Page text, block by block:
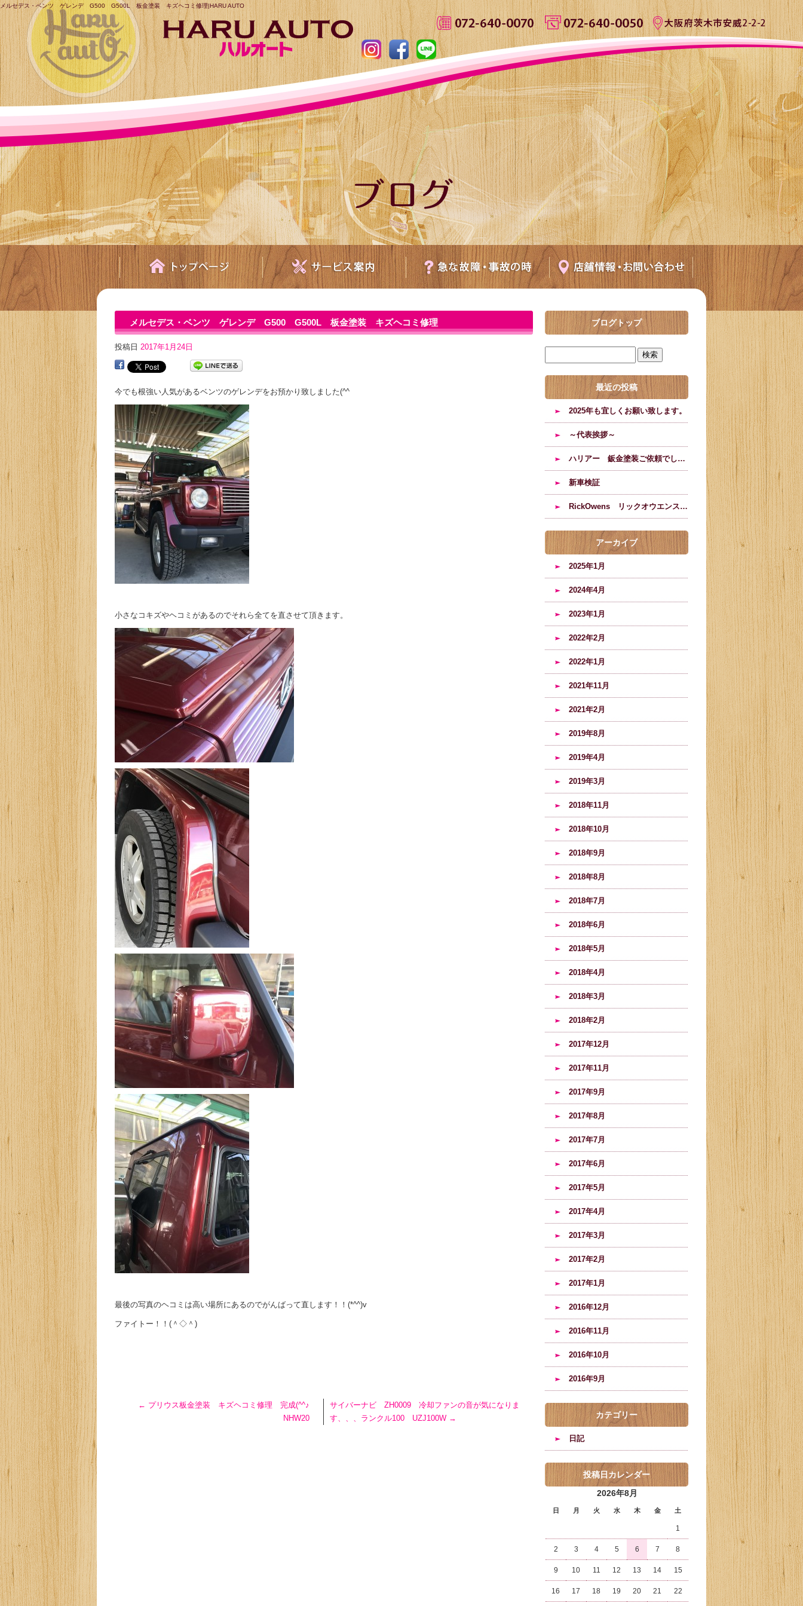
メルセデス・ベンツ ゲレンデ G500 G500L 板金塗装 キズヘコミ修理|HARU AUTO
メルセデス・ベンツ ゲレンデ G500 G500L 板金塗装 キズヘコミ修理
投稿日 2017年1月24日
今でも根強い人気があるベンツのゲレンデをお預かり致しました(^^
小さなコキズやヘコミがあるのでそれら全てを直させて頂きます。
最後の写真のヘコミは高い場所にあるのでがんばって直します！！(*^^)v
ファイトー！！(＾◇＾)
← プリウス板金塗装 キズヘコミ修理 完成(^^♪
NHW20
サイバーナビ ZH0009 冷却ファンの音が気になりま
す、、、ランクル100 UZJ100W →
ブログトップ
最近の投稿
2025年も宜しくお願い致します。
～代表挨拶～
ハリアー 鈑金塗装ご依頼でした。
新車検証
RickOwens リックオウエンスのブーツの修理塗装のご依頼
アーカイブ
2025年1月
2024年4月
2023年1月
2022年2月
2022年1月
2021年11月
2021年2月
2019年8月
2019年4月
2019年3月
2018年11月
2018年10月
2018年9月
2018年8月
2018年7月
2018年6月
2018年5月
2018年4月
2018年3月
2018年2月
2017年12月
2017年11月
2017年9月
2017年8月
2017年7月
2017年6月
2017年5月
2017年4月
2017年3月
2017年2月
2017年1月
2016年12月
2016年11月
2016年10月
2016年9月
カテゴリー
日記
投稿日カレンダー
2026年8月
日 月 火 水 木 金 土
1
2 3 4 5 6 7 8
9 10 11 12 13 14 15
16 17 18 19 20 21 22